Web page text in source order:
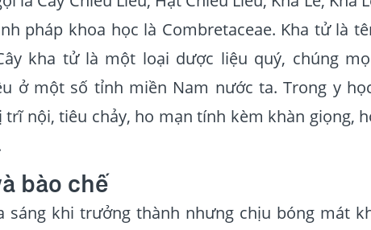
pháp khoa học là Combretaceae. Kha tử là
kha tử là một loại dược liệu quý, chúng
ở một số tỉnh miền Nam nước ta. Trong y
nội, tiêu chảy, ho mạn tính kèm khàn giọng,
bào chế
sáng khi trưởng thành nhưng chịu bóng mát